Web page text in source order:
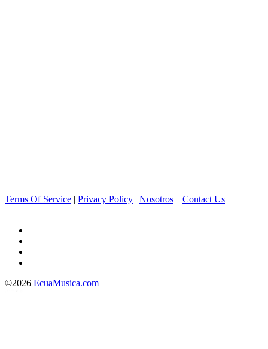
Terms Of Service | Privacy Policy | Nosotros | Contact Us
©2026 EcuaMusica.com